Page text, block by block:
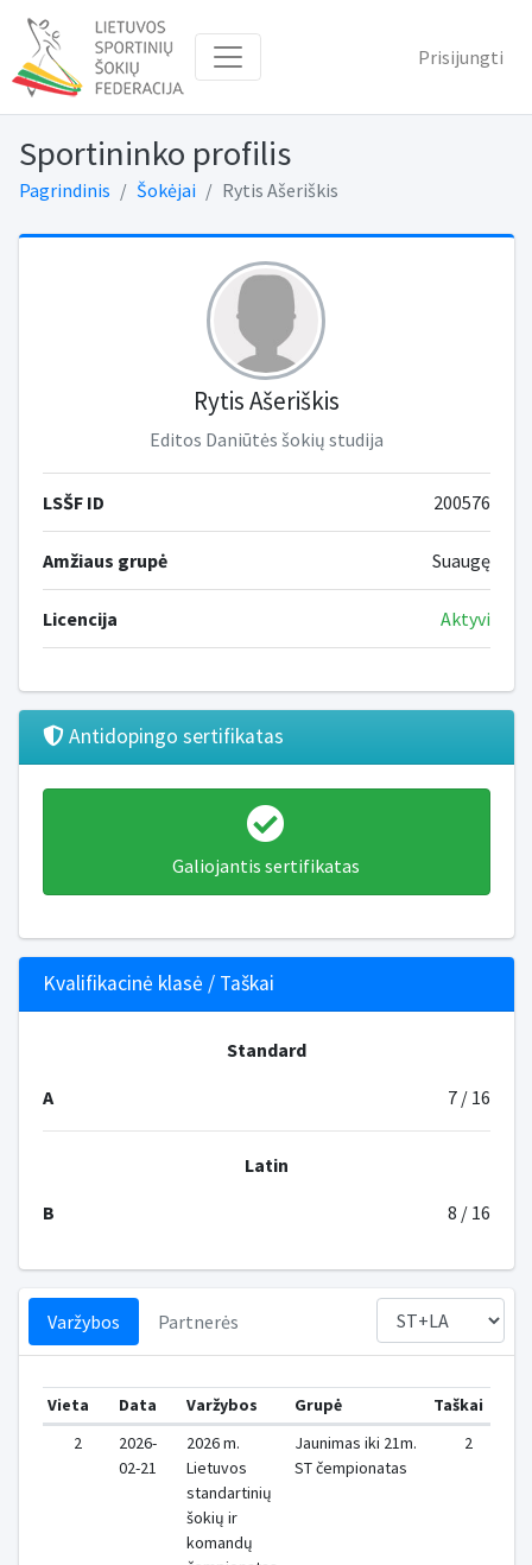
Prisijungti
Sportininko profilis
Pagrindinis Šokėjai Rytis Ašeriškis
Rytis Ašeriškis
Editos Daniūtės šokių studija
LSŠF ID 200576
Amžiaus grupė Suaugę
Licencija Aktyvi
Antidopingo sertifikatas
Galiojantis sertifikatas
Kvalifikacinė klasė / Taškai
Standard
A
7 / 16
Latin
B
8 / 16
Varžybos Partnerės
Vieta Data Varžybos Grupė Taškai
2
2026-
02-21
2026 m.
Lietuvos
standartinių
šokių ir
komandų
Jaunimas iki 21m.
ST čempionatas
2